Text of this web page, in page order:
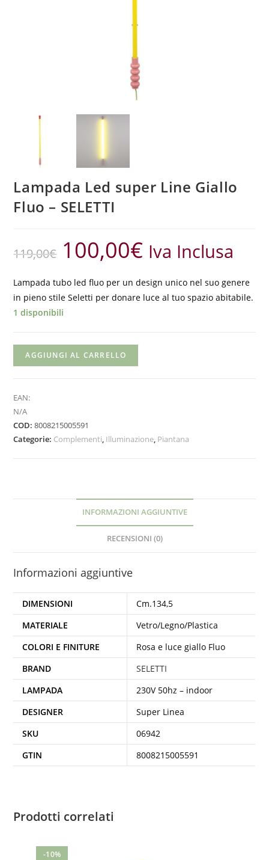
Lampada Led super Line Giallo
Fluo – SELETTI
119,00€ 100,00€ Iva Inclusa
Lampada tubo led fluo per un design unico nel suo genere
in pieno stile Seletti per donare luce al tuo spazio abitabile.
1 disponibili
AGGIUNGI AL CARRELLO
EAN:
N/A
COD:8008215005591
Categorie: Complementi, Illuminazione, Piantana
INFORMAZIONI AGGIUNTIVE
RECENSIONI (0)
Informazioni aggiuntive
DIMENSIONI
Cm.134,5
MATERIALE
Vetro/Legno/Plastica
COLORI E FINITURE
Rosa e luce giallo Fluo
BRAND
SELETTI
LAMPADA
230V 50hz – indoor
DESIGNER
Super Linea
SKU
06942
GTIN
8008215005591
Prodotti correlati
-10%